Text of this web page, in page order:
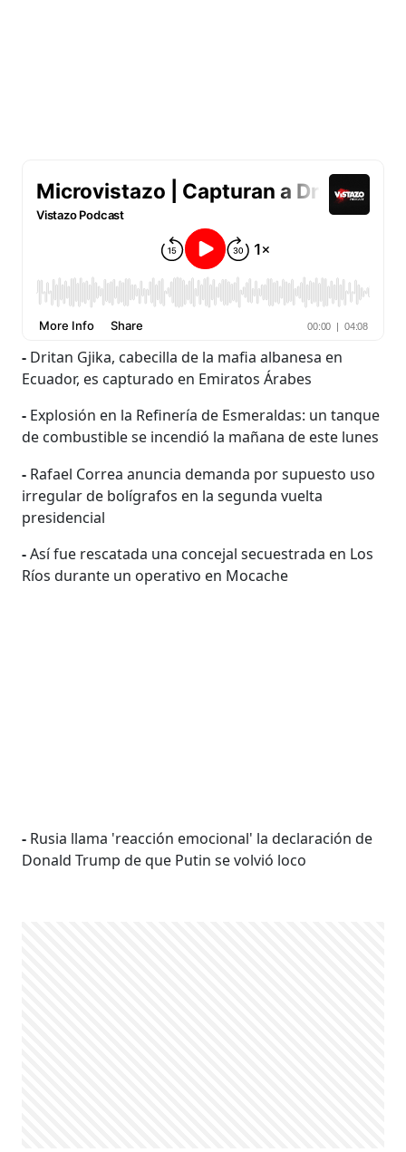
- Dritan Gjika, cabecilla de la mafia albanesa en
Ecuador, es capturado en Emiratos Árabes
- Explosión en la Refinería de Esmeraldas: un tanque
de combustible se incendió la mañana de este lunes
- Rafael Correa anuncia demanda por supuesto uso
irregular de bolígrafos en la segunda vuelta
presidencial
-Así fue rescatada una concejal secuestrada en Los
Ríos durante un operativo en Mocache
- Rusia llama 'reacción emocional' la declaración de
Donald Trump de que Putin se volvió loco